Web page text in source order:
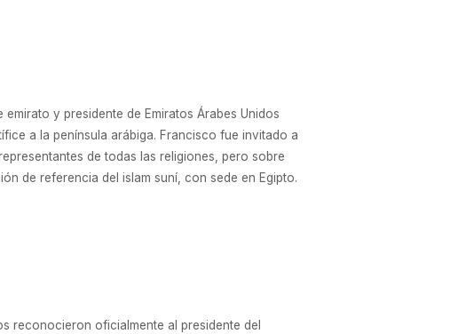
y presidente de Emiratos Árabes Unidos
a la península arábiga. Francisco fue invitado a
de todas las religiones, pero sobre
de referencia del islam suní, con sede en Egipto.
reconocieron oficialmente al presidente del